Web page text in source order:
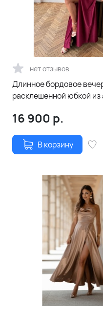
нет отзывов
Длинное бордовое
расклешенной юбкой из
16 900 р.
В корзину